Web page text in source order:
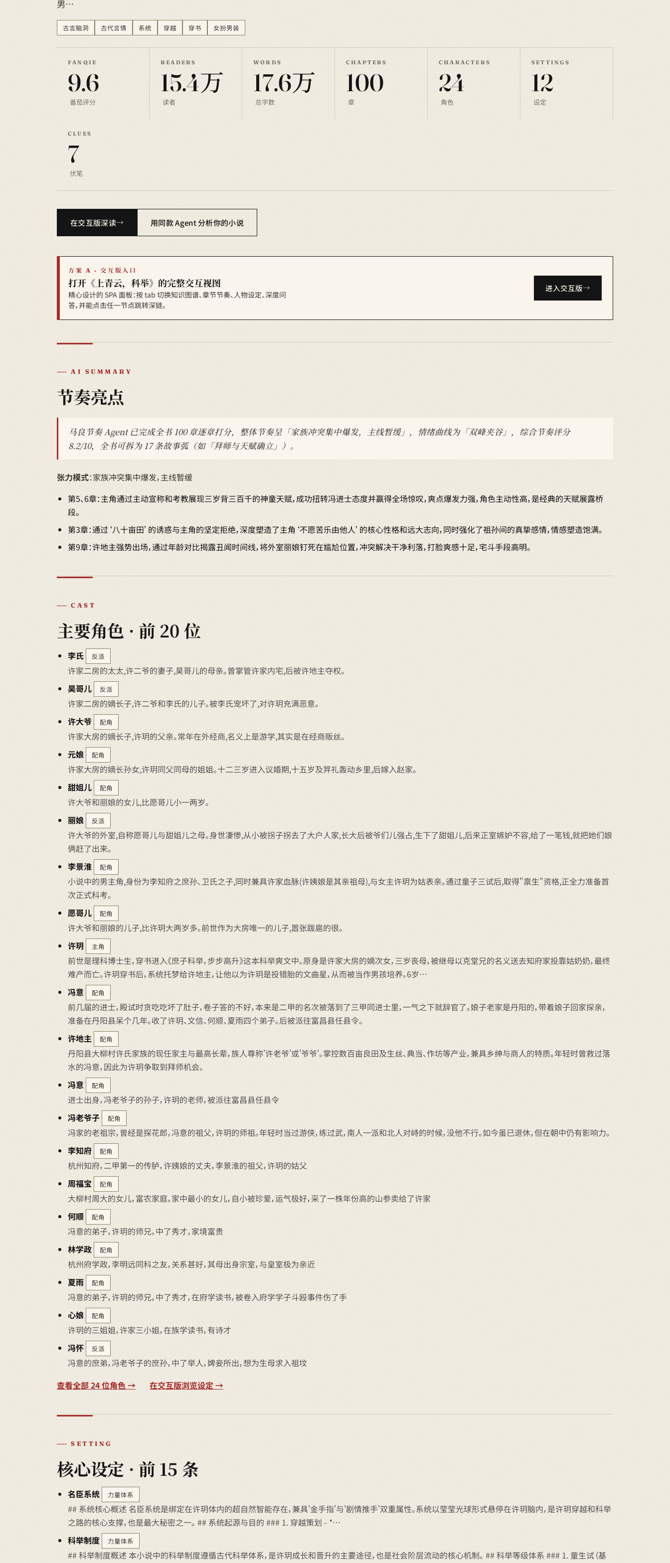
男…
古言脑洞 古代言情 系统 穿越 穿书 女扮男装
FANQIE
9.6
番茄评分
READERS
15.4万
读者
WORDS
17.6万
总字数
CHAPTERS
100
章
CHARACTERS
24
角色
SETTINGS
12
设定
CLUES
7
伏笔
在交互版深读 用同款 Agent 分析你的小说
方案 A · 交互版入口
打开《上青云，科举》的完整交互视图
精心设计的 SPA 面板：按 tab 切换知识图谱、章节节奏、人物设定、深度问
答，并能点击任一节点跳转深链。
进入交互版
AI SUMMARY
节奏亮点
马良节奏 Agent 已完成全书 100 章逐章打分，整体节奏呈「家族冲突集中爆发，主线暂缓」，情绪曲线为「双峰夹谷」，综合节奏评分
8.2/10，全书可拆为 17 条故事弧（如「拜师与天赋确立」）。
张力模式：家族冲突集中爆发，主线暂缓
第5、6章：主角通过主动宣称和考教展现三岁背三百千的神童天赋，成功扭转冯进士态度并赢得全场惊叹，爽点爆发力强，角色主动性高，是经典的天赋展露桥
段。
第3章：通过‘八十亩田’的诱惑与主角的坚定拒绝，深度塑造了主角‘不愿苦乐由他人’的核心性格和远大志向，同时强化了祖孙间的真挚感情，情感塑造饱满。
第9章：许地主强势出场，通过年龄对比揭露丑闻时间线，将外室丽娘钉死在尴尬位置，冲突解决干净利落，打脸爽感十足，宅斗手段高明。
CAST
主要角色 · 前 20 位
李氏 反派
许家二房的太太,许二爷的妻子,昊哥儿的母亲。曾掌管许家内宅,后被许地主夺权。
昊哥儿
反派
许家二房的嫡长子,许二爷和李氏的儿子。被李氏宠坏了,对许玥充满恶意。
许大爷
配角
许家大房的嫡长子,许玥的父亲。常年在外经商,名义上是游学,其实是在经商贩丝。
元娘
配角
许家大房的嫡长孙女,许玥同父同母的姐姐。十二三岁进入议婚期,十五岁及笄礼轰动乡里,后嫁入赵家。
甜姐儿
配角
许大爷和丽娘的女儿,比愿哥儿小一两岁。
丽娘
反派
许大爷的外室,自称愿哥儿与甜姐儿之母。身世凄惨,从小被拐子拐去了大户人家,长大后被爷们儿强占,生下了甜姐儿,后来正室嫉妒不容,给了一笔钱,就把她们娘
俩赶了出来。
李景淮
配角
小说中的男主角,身份为李知府之庶孙、卫氏之子,同时兼具许家血脉(许姨娘是其亲祖母),与女主许玥为姑表亲。通过童子三试后,取得"禀生"资格,正全力准备首
次正式科考。
愿哥儿
配角
许大爷和丽娘的儿子,比许玥大两岁多。前世作为大房唯一的儿子,嚣张跋扈的很。
许玥
主角
前世是理科博士生，穿书进入《庶子科举，步步高升》这本科举爽文中。原身是许家大房的嫡次女，三岁丧母，被继母以克堂兄的名义送去知府家投靠姑奶奶，最终
难产而亡。许玥穿书后，系统托梦给许地主，让他以为许玥是投错胎的文曲星，从而被当作男孩培养。6岁…
冯意
配角
前几届的进士，殿试时贪吃吃坏了肚子，卷子答的不好，本来是二甲的名次被落到了三甲同进士里，一气之下就辞官了。娘子老家是丹阳的，带着娘子回家探亲，
准备在丹阳县呆个几年。收了许玥、文信、何顺、夏雨四个弟子。后被派往富昌县任县令。
许地主
配角
丹阳县大柳村许氏家族的现任家主与最高长辈，族人尊称'许老爷'或'爷爷'。掌控数百亩良田及生丝、典当、作坊等产业，兼具乡绅与商人的特质。年轻时曾救过落
水的冯意，因此为许玥争取到拜师机会。
冯意
配角
进士出身，冯老爷子的孙子，许玥的老师，被派往富昌县任县令
冯老爷子
配角
冯家的老祖宗，曾经是探花郎，冯意的祖父，许玥的师祖。年轻时当过游侠，练过武，南人一派和北人对峙的时候，没他不行。如今虽已退休，但在朝中仍有影响力。
李知府
配角
杭州知府，二甲第一的传胪，许姨娘的丈夫，李景淮的祖父，许玥的姑父
周福宝
配角
大柳村周大的女儿，富农家庭，家中最小的女儿，自小被珍爱，运气极好，采了一株年份高的山参卖给了许家
何顺
配角
冯意的弟子，许玥的师兄，中了秀才，家境富贵
林学政
配角
杭州府学政，李明远同科之友，关系甚好，其母出身宗室，与皇室极为亲近
夏雨
配角
冯意的弟子，许玥的师兄，中了秀才，在府学读书，被卷入府学学子斗殴事件伤了手
心娘
配角
许玥的三姐姐，许家三小姐，在族学读书，有诗才
冯怀
反派
冯意的庶弟，冯老爷子的庶孙，中了举人，婢妾所出，想为生母求入祖坟
查看全部 24 位角色 →
在交互版浏览设定 →
SETTING
核心设定 · 前 15 条
名臣系统 力量体系
## 系统核心概述 名臣系统是绑定在许玥体内的超自然智能存在，兼具'金手指'与'剧情推手'双重属性。系统以莹莹光球形式悬停在许玥脑内，是许玥穿越和科举
之路的核心支撑，也是最大秘密之一。 ## 系统起源与目的 ### 1. 穿越策划 - *…
科举制度
力量体系
## 科举制度概述 本小说中的科举制度遵循古代科举体系，是许玥成长和晋升的主要途径，也是社会阶层流动的核心机制。 ## 科举等级体系 ### 1. 童生试（基